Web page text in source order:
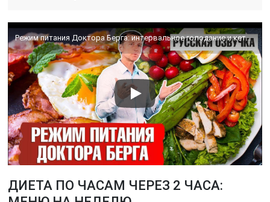
Режим питания Доктора Берга: интервальное голодание и кето (русская озвучка)
ДИЕТА ПО ЧАСАМ ЧЕРЕЗ 2 ЧАСА: